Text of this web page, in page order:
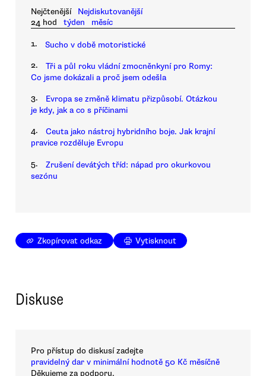
Nejčtenější
Nejdiskutovanější
24 hod
týden měsíc
1. Sucho v době motoristické
2.
Tři a půl roku vládní zmocněnkyní pro Romy:
Co jsme dokázali a proč jsem odešla
3.
Evropa se změně klimatu přizpůsobí. Otázkou
je kdy, jak a co s příčinami
4.
Ceuta jako nástroj hybridního boje. Jak krajní
pravice rozděluje Evropu
5.
Zrušení devátých tříd: nápad pro okurkovou
sezónu
Zkopírovat odkaz Vytisknout
Diskuse
Pro přístup do diskusí zadejte
pravidelný dar v minimální hodnotě 50 Kč měsíčně
Děkujeme za podporu.